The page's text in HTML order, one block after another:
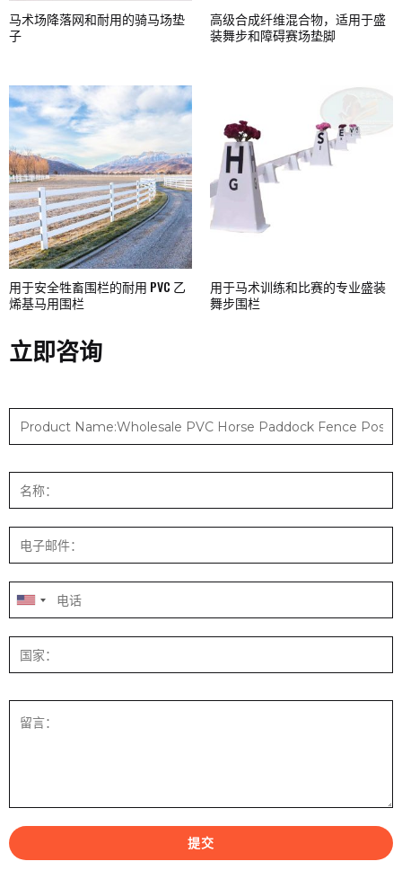
马术场降落网和耐用的骑马场垫
子
高级合成纤维混合物，适用于盛
装舞步和障碍赛场垫脚
用于安全牲畜围栏的耐用 PVC 乙
烯基马用围栏
用于马术训练和比赛的专业盛装
舞步围栏
立即咨询
提交